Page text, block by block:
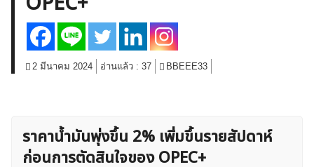
สินค้าโภคภัณฑ์
กองทุน Forex
ฟรี EA
2 มีนาคม 2024 อ่านแล้ว : 37 BBEEE33
ราคาน้ำมันพุ่งขึ้น 2% เพิ่มขึ้นรายสัปดาห์
ก่อนการตัดสินใจของ OPEC+